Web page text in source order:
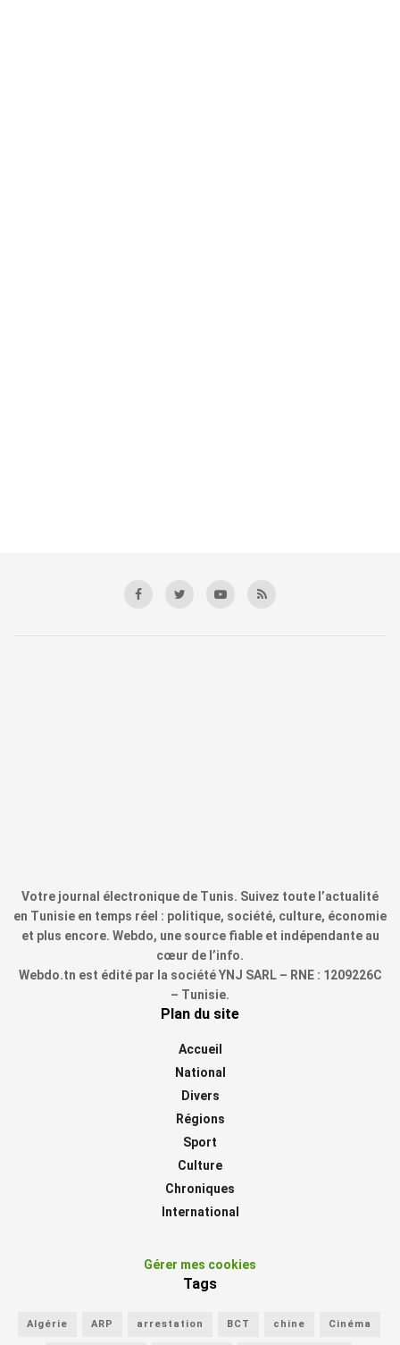
Votre journal électronique de Tunis. Suivez toute l’actualité
en Tunisie en temps réel : politique, société, culture, économie
et plus encore. Webdo, une source fiable et indépendante au
cœur de l’info.
Webdo.tn est édité par la société YNJ SARL – RNE : 1209226C
– Tunisie.
Plan du site
Accueil
National
Divers
Régions
Sport
Culture
Chroniques
International
Gérer mes cookies
Tags
Algérie ARP arrestation BCT chine Cinéma